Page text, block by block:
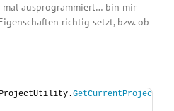
mal ausprogrammiert… bin mir
richtig setzt, bzw. ob
GetCurrentProject